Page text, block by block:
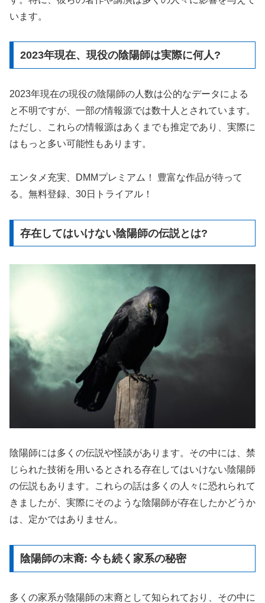
います。
2023年現在、現役の陰陽師は実際に何人?
2023年現在の現役の陰陽師の人数は公的なデータによる
と不明ですが、一部の情報源では数十人とされています。
ただし、これらの情報源はあくまでも推定であり、実際に
はもっと多い可能性もあります。
エンタメ充実、DMMプレミアム！ 豊富な作品が待って
る。無料登録、30日トライアル！
存在してはいけない陰陽師の伝説とは?
陰陽師には多くの伝説や怪談があります。その中には、禁
じられた技術を用いるとされる存在してはいけない陰陽師
の伝説もあります。これらの話は多くの人々に恐れられて
きましたが、実際にそのような陰陽師が存在したかどうか
は、定かではありません。
陰陽師の末裔: 今も続く家系の秘密
多くの家系が陰陽師の末裔として知られており、その中に